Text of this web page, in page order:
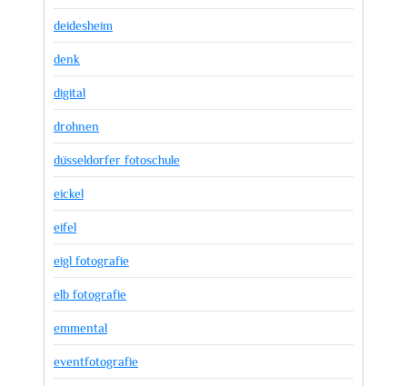
deidesheim
denk
digital
drohnen
düsseldorfer fotoschule
eickel
eifel
eigl fotografie
elb fotografie
emmental
eventfotografie